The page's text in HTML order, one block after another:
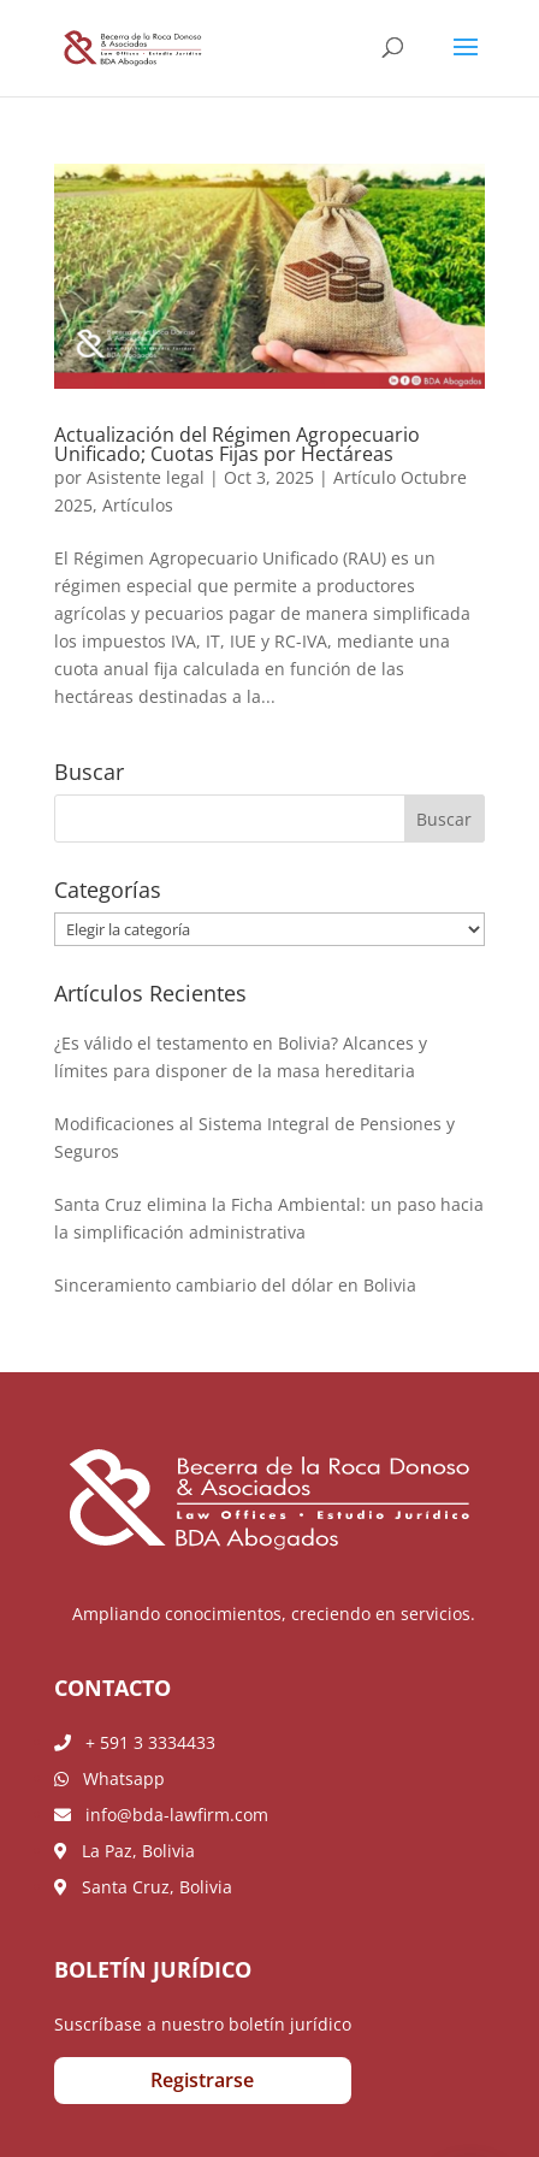
Actualización del Régimen Agropecuario
Unificado; Cuotas Fijas por Hectáreas
por Asistente legal | Oct 3, 2025| Artículo Octubre
2025, Artículos
El Régimen Agropecuario Unificado (RAU) es un
régimen especial que permite a productores
agrícolas y pecuarios pagar de manera simplificada
los impuestos IVA, IT, IUE y RC-IVA, mediante una
cuota anual fija calculada en función de las
hectáreas destinadas a la...
Buscar
Categorías
Categorías
Artículos Recientes
¿Es válido el testamento en Bolivia? Alcances y
límites para disponer de la masa hereditaria
Modificaciones al Sistema Integral de Pensiones y
Seguros
Santa Cruz elimina la Ficha Ambiental: un paso hacia
la simplificación administrativa
Sinceramiento cambiario del dólar en Bolivia
Ampliando conocimientos, creciendo en servicios.
CONTACTO
+ 591 3 3334433
Whatsapp
info@bda-lawfirm.com
La Paz, Bolivia
Santa Cruz, Bolivia
BOLETÍN JURÍDICO
Suscríbase a nuestro boletín jurídico
Registrarse